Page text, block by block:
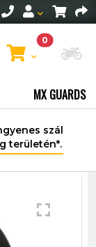
0
MX GUARDS